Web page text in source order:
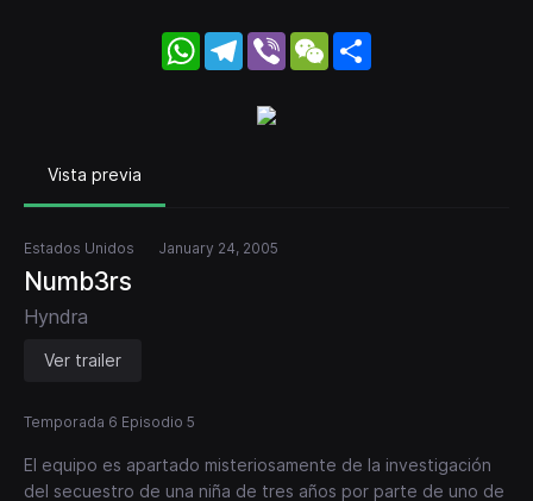
WhatsApp
Telegram
Viber WeChat
Vista previa
Estados Unidos January 24, 2005
Numb3rs
Hyndra
Ver trailer
Temporada 6 Episodio 5
El equipo es apartado misteriosamente de la investigación
del secuestro de una niña de tres años por parte de uno de